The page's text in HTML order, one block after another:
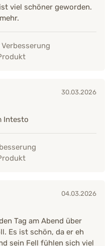
viel schöner geworden.
30.03.2026
Intesto
04.03.2026
Tag am Abend über
Es ist schön, da er eh
sein Fell fühlen sich viel